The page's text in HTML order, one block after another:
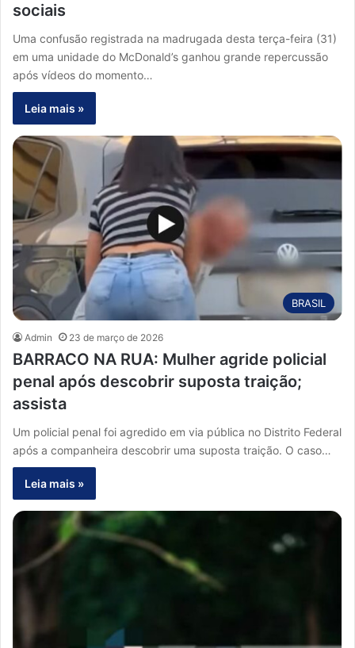
sociais
Uma confusão registrada na madrugada desta terça-feira (31)
em uma unidade do McDonald’s ganhou grande repercussão
após vídeos do momento…
Leia mais »
BRASIL
Admin 23 de março de 2026
BARRACO NA RUA: Mulher agride policial
penal após descobrir suposta traição;
assista
Um policial penal foi agredido em via pública no Distrito Federal
após a companheira descobrir uma suposta traição. O caso…
Leia mais »